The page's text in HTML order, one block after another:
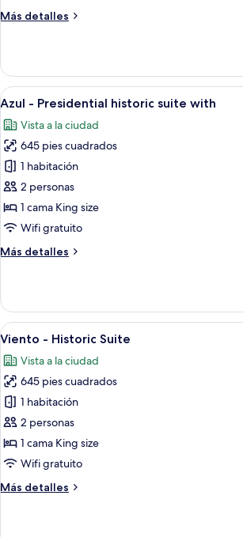
Más detalles
Más
Courtyard
Queen
Abrir
todas
las
fotos
de
Azul
-
Presidential
historic
suite
Habitación
6
Azul - Presidential historic suite with
Vista a la ciudad
645 pies cuadrados
1 habitación
2 personas
1 cama King size
Wifi gratuito
Más detalles
Más
-
Presidential
historic
with
Abrir
todas
las
fotos
de
Viento
-
Historic
Habitación
5
Viento - Historic Suite
Vista a la ciudad
645 pies cuadrados
1 habitación
2 personas
1 cama King size
Wifi gratuito
Más detalles
Más